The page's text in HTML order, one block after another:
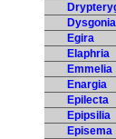
Dysgonia
Egira
Elaphria
Emmelia
Enargia
Epilecta
Epipsilia
Episema